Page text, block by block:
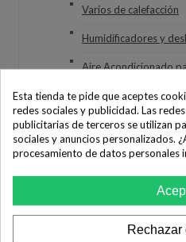
Varios de calefacción
Humidificadores y
Aire Acondicionado
Aire Acondicionado
Aire Acondicionado
Ventiladores
Secatoallas
INFORMÁTICA
Esta tienda te pide que aceptes
redes sociales y publicidad. Las
publicitarias de terceros se utilizan
sociales y anuncios personalizados.
procesamiento de datos personales
Rechazar